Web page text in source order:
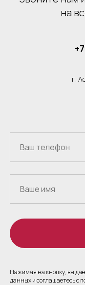
на
г.
Нажимая на кнопку, вы
данных и соглашаетесь c